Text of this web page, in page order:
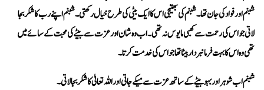
تھی وہ اس کا بہت فرمانبردار بیٹا تھا جو اس کی خدمت کرتا۔
شبنم اب شوہر اور بہو بیٹے کے ساتھ عزت سے میکے جاتی اور اللہ تعالیٰ کا شکر بجا لاتی۔